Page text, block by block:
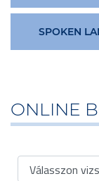
SPOKEN
ONLINE